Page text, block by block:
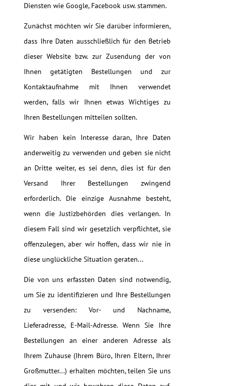
Diensten wie Google, Facebook usw. stammen.
Zunächst möchten wir Sie darüber informieren,
dass Ihre Daten ausschließlich für den Betrieb
dieser Website bzw. zur Zusendung der von
Ihnen getätigten Bestellungen und zur
Kontaktaufnahme mit Ihnen verwendet
werden, falls wir Ihnen etwas Wichtiges zu
Ihren Bestellungen mitteilen sollten.
Wir haben kein Interesse daran, Ihre Daten
anderweitig zu verwenden und geben sie nicht
an Dritte weiter, es sei denn, dies ist für den
Versand Ihrer Bestellungen zwingend
erforderlich. Die einzige Ausnahme besteht,
wenn die Justizbehörden dies verlangen. In
diesem Fall sind wir gesetzlich verpflichtet, sie
offenzulegen, aber wir hoffen, dass wir nie in
diese unglückliche Situation geraten...
Die von uns erfassten Daten sind notwendig,
um Sie zu identifizieren und Ihre Bestellungen
zu versenden: Vor- und Nachname,
Lieferadresse, E-Mail-Adresse. Wenn Sie Ihre
Bestellungen an einer anderen Adresse als
Ihrem Zuhause (Ihrem Büro, Ihren Eltern, Ihrer
Großmutter...) erhalten möchten, teilen Sie uns